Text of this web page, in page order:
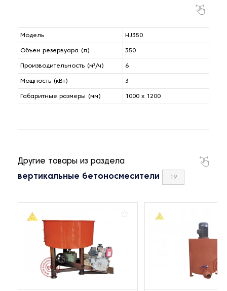
Модель HJ350
Объем резервуара (л) 350
Производительность (м³/ч) 6
Мощность (кВт) 3
Габаритные размеры (мм) 1000 х 1200
Другие товары из раздела
вертикальные бетоносмесители 19